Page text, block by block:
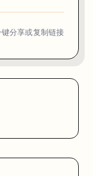
键分享或复制链接